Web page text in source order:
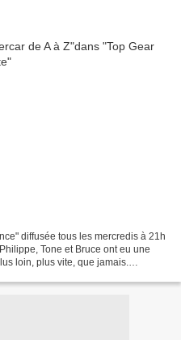
diffusée tous les mercredis à 21h
Tone et Bruce ont eu une
loin, plus vite, que jamais.